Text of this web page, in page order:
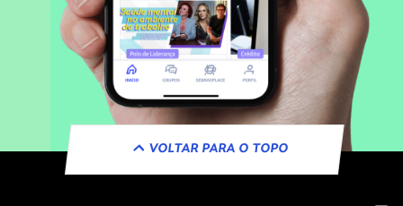
VOLTAR PARA O TOPO